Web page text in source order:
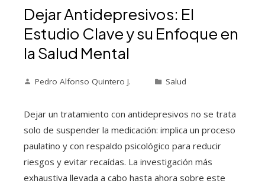
Dejar Antidepresivos: El
Estudio Clave y su Enfoque en
la Salud Mental
Pedro Alfonso Quintero J. Salud
Dejar un tratamiento con antidepresivos no se trata
solo de suspender la medicación: implica un proceso
paulatino y con respaldo psicológico para reducir
riesgos y evitar recaídas. La investigación más
exhaustiva llevada a cabo hasta ahora sobre este